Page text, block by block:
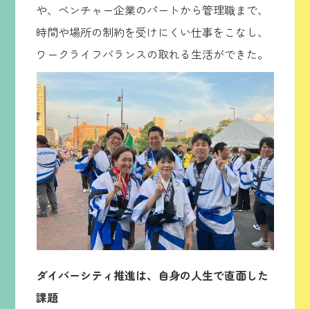
や、ベンチャー企業のパートから管理職まで、
時間や場所の制約を受けにくい仕事をこなし、
ワークライフバランスの取れる生活ができた。
ダイバーシティ推進は、自身の人生で直面した
課題